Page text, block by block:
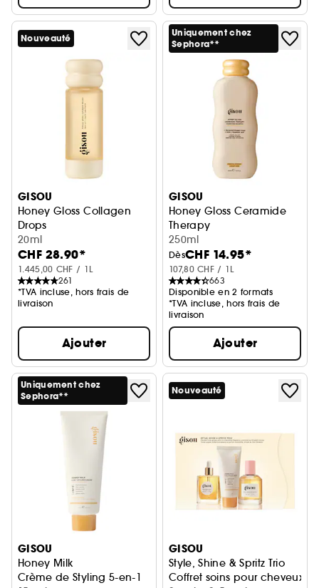
Nouveauté
GISOU
Honey Gloss Collagen
Drops
Huile Cheveux
20ml
CHF 28.90*
1.445,00 CHF / 1L
261
*TVA incluse, hors frais de
livraison
Ajouter
Uniquement chez
Sephora**
GISOU
Honey Gloss Ceramide
Therapy
Shampooing Hydratant
250ml
DèsCHF 14.95*
107,80 CHF / 1L
663
Disponible en 2 formats
*TVA incluse, hors frais de
livraison
Ajouter
Uniquement chez
Sephora**
GISOU
Honey Milk
Crème de Styling 5-en-1
Nouveauté
GISOU
Style, Shine & Spritz Trio
Coffret soins pour cheveux